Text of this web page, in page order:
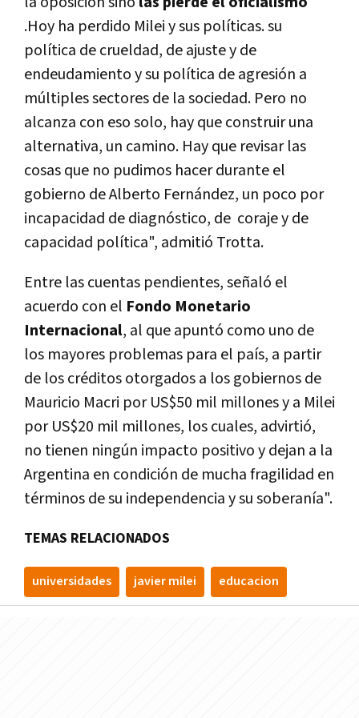
.Hoy ha perdido Milei y sus políticas. su
política de crueldad, de ajuste y de
endeudamiento y su política de agresión a
múltiples sectores de la sociedad. Pero no
alcanza con eso solo, hay que construir una
alternativa, un camino. Hay que revisar las
cosas que no pudimos hacer durante el
gobierno de Alberto Fernández, un poco por
incapacidad de diagnóstico, de coraje y de
capacidad política", admitió Trotta.
Entre las cuentas pendientes, señaló el
acuerdo con el Fondo Monetario
Internacional, al que apuntó como uno de
los mayores problemas para el país, a partir
de los créditos otorgados a los gobiernos de
Mauricio Macri por US$50 mil millones y a Milei
por US$20 mil millones, los cuales, advirtió,
no tienen ningún impacto positivo y dejan a la
Argentina en condición de mucha fragilidad en
términos de su independencia y su soberanía".
TEMAS RELACIONADOS
universidades javier milei educacion